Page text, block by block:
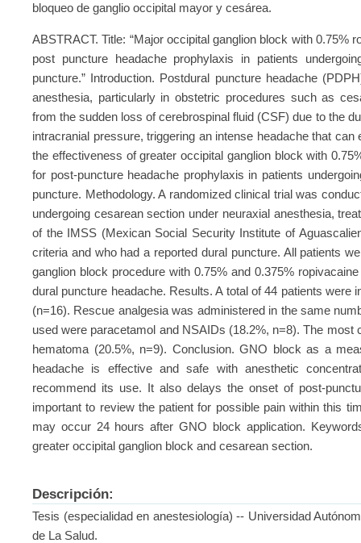
bloqueo de ganglio occipital mayor y cesárea.
ABSTRACT. Title: “Major occipital ganglion block with 0.75%
post puncture headache prophylaxis in patients
puncture.” Introduction. Postdural puncture headache
anesthesia, particularly in obstetric procedures such as
from the sudden loss of cerebrospinal fluid (CSF) due to the
intracranial pressure, triggering an intense headache that
the effectiveness of greater occipital ganglion block with
for post-puncture headache prophylaxis in patients
puncture. Methodology. A randomized clinical trial was
undergoing cesarean section under neuraxial anesthesia,
of the IMSS (Mexican Social Security Institute of
criteria and who had a reported dural puncture. All patients
ganglion block procedure with 0.75% and 0.375%
dural puncture headache. Results. A total of 44 patients were
(n=16). Rescue analgesia was administered in the same
used were paracetamol and NSAIDs (18.2%, n=8). The
hematoma (20.5%, n=9). Conclusion. GNO block as a
headache is effective and safe with anesthetic
recommend its use. It also delays the onset of post-
important to review the patient for possible pain within this
may occur 24 hours after GNO block application.
greater occipital ganglion block and cesarean section.
Descripción:
Tesis (especialidad en anestesiología) -- Universidad
de La Salud.